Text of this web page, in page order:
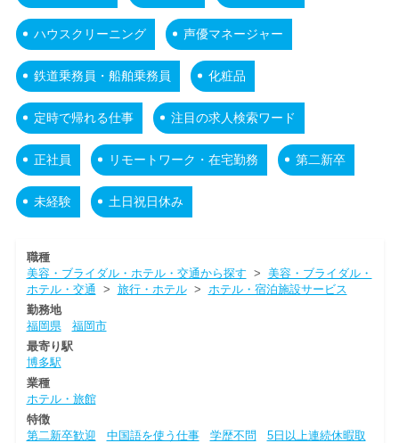
ハウスクリーニング 声優マネージャー
鉄道乗務員・船舶乗務員 化粧品
定時で帰れる仕事 注目の求人検索ワード
正社員 リモートワーク・在宅勤務 第二新卒
未経験 土日祝日休み
職種
美容・ブライダル・ホテル・交通から探す > 美容・ブライダル・
ホテル・交通 > 旅行・ホテル> ホテル・宿泊施設サービス
勤務地
福岡県
福岡市
最寄り駅
博多駅
業種
ホテル・旅館
特徴
第二新卒歓迎
中国語を使う仕事 学歴不問
5日以上連続休暇取